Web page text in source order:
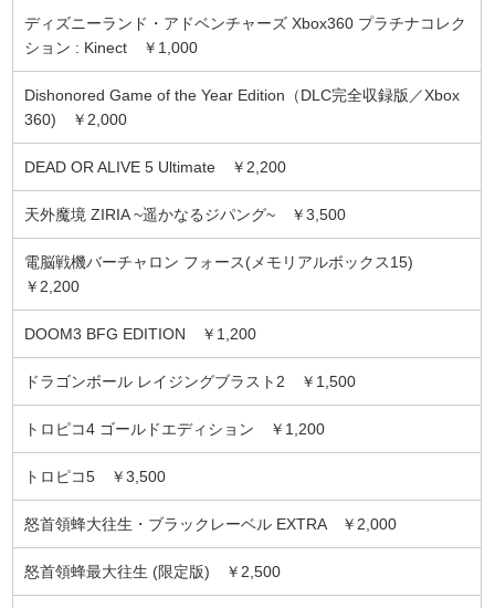
ディズニーランド・アドベンチャーズ Xbox360 プラチナコレク
ション : Kinect ￥1,000
Dishonored Game of the Year Edition（DLC完全収録版／Xbox
360) ￥2,000
DEAD OR ALIVE 5 Ultimate ￥2,200
天外魔境 ZIRIA ~遥かなるジパング~ ￥3,500
電脳戦機バーチャロン フォース(メモリアルボックス15)
￥2,200
DOOM3 BFG EDITION ￥1,200
ドラゴンボール レイジングブラスト2 ￥1,500
トロピコ4 ゴールドエディション ￥1,200
トロピコ5 ￥3,500
怒首領蜂大往生・ブラックレーベル EXTRA ￥2,000
怒首領蜂最大往生 (限定版) ￥2,500